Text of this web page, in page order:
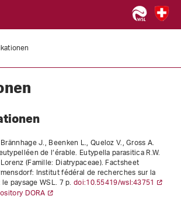
J., Beenken L., Queloz V., Gross A.
de l‘érable. Eutypella parasitica R.W.
(Famille: Diatrypaceae). Factsheet
Institut fédéral de recherches sur la
paysage WSL. 7 p.doi:10.55419/wsl:43751
DORA